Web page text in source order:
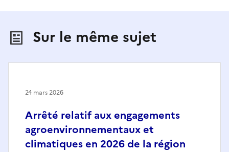
Sur le même sujet
Arrêté relatif aux engagements
agroenvironnementaux et
climatiques en 2026 de la région
24 mars 2026